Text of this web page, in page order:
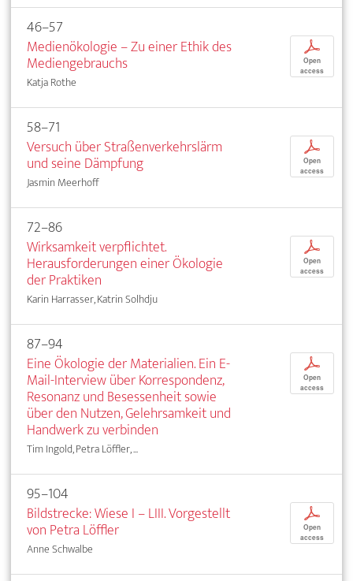
46–57
Medienökologie – Zu einer Ethik des
Mediengebrauchs
Katja Rothe
p
Open
access
58–71
Versuch über Straßenverkehrslärm
und seine Dämpfung
Jasmin Meerhoff
p
Open
access
72–86
Wirksamkeit verpflichtet.
Herausforderungen einer Ökologie
der Praktiken
Karin Harrasser, Katrin Solhdju
p
Open
access
87–94
Eine Ökologie der Materialien. Ein E-
Mail-Interview über Korrespondenz,
Resonanz und Besessenheit sowie
über den Nutzen, Gelehrsamkeit und
Handwerk zu verbinden
Tim Ingold, Petra Löffler, ...
p
Open
access
95–104
Bildstrecke: Wiese I – LIII. Vorgestellt
von Petra Löffler
Anne Schwalbe
p
Open
access